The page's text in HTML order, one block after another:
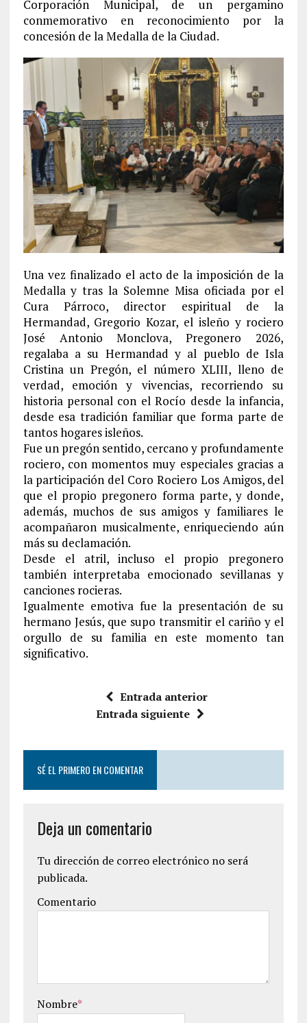
Corporación Municipal, de un pergamino
conmemorativo en reconocimiento por la
concesión de la Medalla de la Ciudad.
Una vez finalizado el acto de la imposición de la
Medalla y tras la Solemne Misa oficiada por el
Cura Párroco, director espiritual de la
Hermandad, Gregorio Kozar, el isleño y rociero
José Antonio Monclova, Pregonero 2026,
regalaba a su Hermandad y al pueblo de Isla
Cristina un Pregón, el número XLIII, lleno de
verdad, emoción y vivencias, recorriendo su
historia personal con el Rocío desde la infancia,
desde esa tradición familiar que forma parte de
tantos hogares isleños.
Fue un pregón sentido, cercano y profundamente
rociero, con momentos muy especiales gracias a
la participación del Coro Rociero Los Amigos, del
que el propio pregonero forma parte, y donde,
además, muchos de sus amigos y familiares le
acompañaron musicalmente, enriqueciendo aún
más su declamación.
Desde el atril, incluso el propio pregonero
también interpretaba emocionado sevillanas y
canciones rocieras.
Igualmente emotiva fue la presentación de su
hermano Jesús, que supo transmitir el cariño y el
orgullo de su familia en este momento tan
significativo.
Entrada anterior
Entrada siguiente
SÉ EL PRIMERO EN COMENTAR
Deja un comentario
Tu dirección de correo electrónico no será
publicada.
Comentario
Nombre*